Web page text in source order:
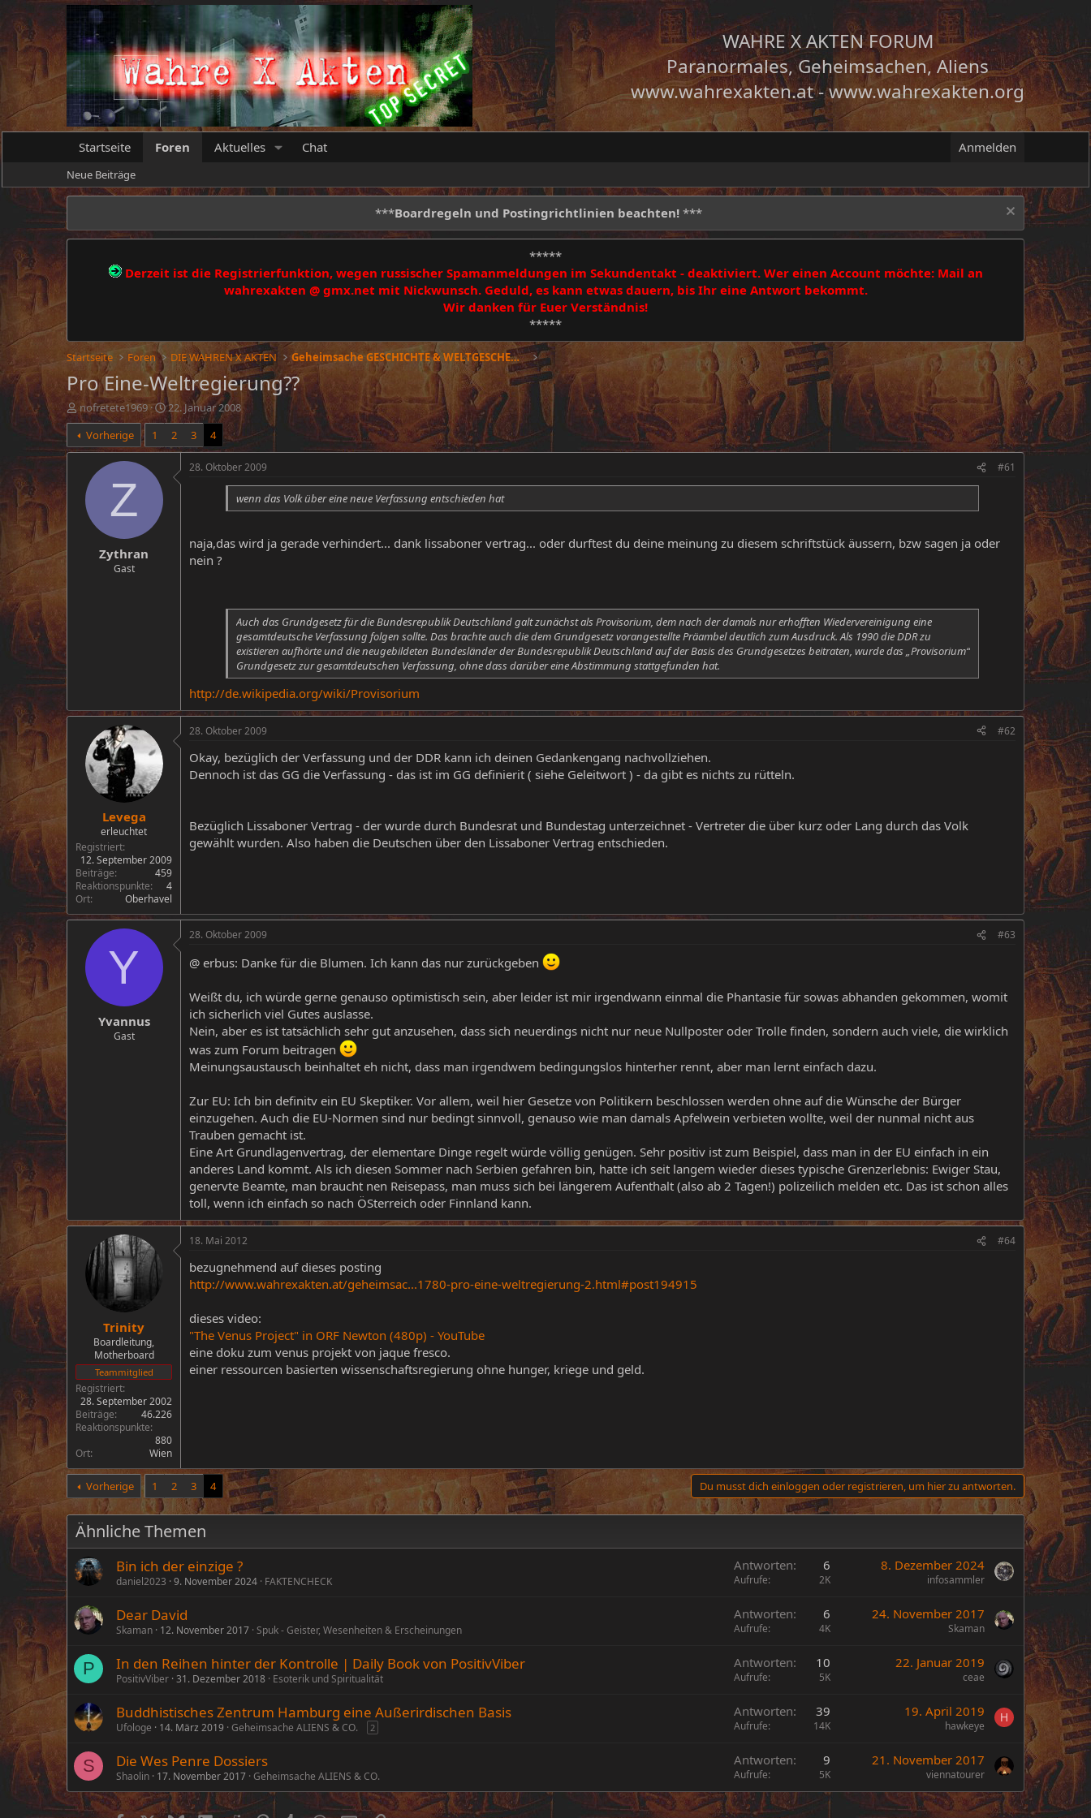
WAHRE X AKTEN FORUM
Paranormales, Geheimsachen, Aliens
www.wahrexakten.at-www.wahrexakten.org
Startseite Foren Aktuelles Chat Anmelden
Neue Beiträge
***Boardregeln und Postingrichtlinien beachten! ***
*****
Derzeit ist die Registrierfunktion, wegen russischer Spamanmeldungen im Sekundentakt - deaktiviert. Wer einen Account möchte: Mail an
wahrexakten @ gmx.net mit Nickwunsch. Geduld, es kann etwas dauern, bis Ihr eine Antwort bekommt.
Wir danken für Euer Verständnis!
*****
Startseite Foren DIE WAHREN X AKTEN Geheimsache GESCHICHTE & WELTGESCHEHEN
Pro Eine-Weltregierung??
E
r
s
t
nofretete1969
E
r
s
t
22. Januar 2008
Vorherige
1 2 3 4
Z
Zythran
Gast
28. Oktober 2009 #61
wenn das Volk über eine neue Verfassung entschieden hat
naja,das wird ja gerade verhindert... dank lissaboner vertrag... oder durftest du deine meinung zu diesem schriftstück äussern, bzw sagen ja oder
nein ?
Auch das Grundgesetz für die Bundesrepublik Deutschland galt zunächst als Provisorium, dem nach der damals nur erhofften Wiedervereinigung eine
gesamtdeutsche Verfassung folgen sollte. Das brachte auch die dem Grundgesetz vorangestellte Präambel deutlich zum Ausdruck. Als 1990 die DDR zu
existieren aufhörte und die neugebildeten Bundesländer der Bundesrepublik Deutschland auf der Basis des Grundgesetzes beitraten, wurde das „Provisorium“
Grundgesetz zur gesamtdeutschen Verfassung, ohne dass darüber eine Abstimmung stattgefunden hat.
http://de.wikipedia.org/wiki/Provisorium
Levega
erleuchtet
Registriert
12. September 2009
Beiträge
459
Reaktionspunkte
4
Ort
Oberhavel
28. Oktober 2009 #62
Okay, bezüglich der Verfassung und der DDR kann ich deinen Gedankengang nachvollziehen.
Dennoch ist das GG die Verfassung - das ist im GG definierit ( siehe Geleitwort ) - da gibt es nichts zu rütteln.
Bezüglich Lissaboner Vertrag - der wurde durch Bundesrat und Bundestag unterzeichnet - Vertreter die über kurz oder Lang durch das Volk
gewählt wurden. Also haben die Deutschen über den Lissaboner Vertrag entschieden.
Y
Yvannus
Gast
28. Oktober 2009 #63
@ erbus: Danke für die Blumen. Ich kann das nur zurückgeben
Weißt du, ich würde gerne genauso optimistisch sein, aber leider ist mir irgendwann einmal die Phantasie für sowas abhanden gekommen, womit
ich sicherlich viel Gutes auslasse.
Nein, aber es ist tatsächlich sehr gut anzusehen, dass sich neuerdings nicht nur neue Nullposter oder Trolle finden, sondern auch viele, die wirklich
was zum Forum beitragen
Meinungsaustausch beinhaltet eh nicht, dass man irgendwem bedingungslos hinterher rennt, aber man lernt einfach dazu.
Zur EU: Ich bin definitv ein EU Skeptiker. Vor allem, weil hier Gesetze von Politikern beschlossen werden ohne auf die Wünsche der Bürger
einzugehen. Auch die EU-Normen sind nur bedingt sinnvoll, genauso wie man damals Apfelwein verbieten wollte, weil der nunmal nicht aus
Trauben gemacht ist.
Eine Art Grundlagenvertrag, der elementare Dinge regelt würde völlig genügen. Sehr positiv ist zum Beispiel, dass man in der EU einfach in ein
anderes Land kommt. Als ich diesen Sommer nach Serbien gefahren bin, hatte ich seit langem wieder dieses typische Grenzerlebnis: Ewiger Stau,
genervte Beamte, man braucht nen Reisepass, man muss sich bei längerem Aufenthalt (also ab 2 Tagen!) polizeilich melden etc. Das ist schon alles
toll, wenn ich einfach so nach ÖSterreich oder Finnland kann.
Trinity
Boardleitung,
Motherboard
Teammitglied
Registriert
28. September 2002
Beiträge
46.226
Reaktionspunkte
880
Ort
Wien
18. Mai 2012 #64
bezugnehmend auf dieses posting
http://www.wahrexakten.at/geheimsac...1780-pro-eine-weltregierung-2.html#post194915
dieses video:
"The Venus Project" in ORF Newton (480p) - YouTube
eine doku zum venus projekt von jaque fresco.
einer ressourcen basierten wissenschaftsregierung ohne hunger, kriege und geld.
Vorherige 1 2 3 4 Du musst dich einloggen oder registrieren, um hier zu antworten.
Ähnliche Themen
Bin ich der einzige ?
daniel2023 9. November 2024 FAKTENCHECK
Antworten 6
Aufrufe 2K
8. Dezember 2024
infosammler
Dear David
Skaman 12. November 2017 Spuk - Geister, Wesenheiten & Erscheinungen
Antworten 6
Aufrufe 4K
24. November 2017
Skaman
P In den Reihen hinter der Kontrolle | Daily Book von PositivViber
PositivViber 31. Dezember 2018 Esoterik und Spiritualität
Antworten 10
Aufrufe 5K
22. Januar 2019
ceae
Buddhistisches Zentrum Hamburg eine Außerirdischen Basis
Ufologe 14. März 2019 Geheimsache ALIENS & CO. 2
Antworten 39
Aufrufe 14K
19. April 2019
hawkeye
H
S Die Wes Penre Dossiers
Shaolin 17. November 2017 Geheimsache ALIENS & CO.
Antworten 9
Aufrufe 5K
21. November 2017
viennatourer